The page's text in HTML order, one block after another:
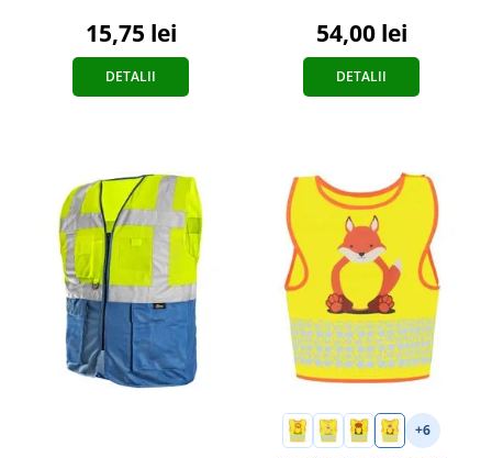
15,75 lei
DETALII
54,00 lei
DETALII
+6